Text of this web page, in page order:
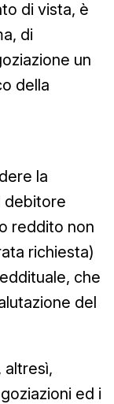
di vista, è
di
un
della
la
debitore
reddito non
richiesta)
che
del
altresì,
ed i